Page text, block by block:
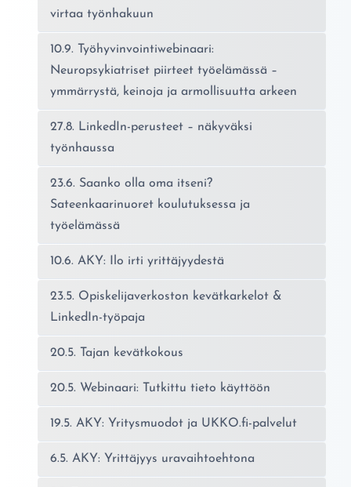
virtaa työnhakuun
10.9. Työhyvinvointiwebinaari:
Neuropsykiatriset piirteet työelämässä –
ymmärrystä, keinoja ja armollisuutta arkeen
27.8. LinkedIn-perusteet – näkyväksi
työnhaussa
23.6. Saanko olla oma itseni?
Sateenkaarinuoret koulutuksessa ja
työelämässä
10.6. AKY: Ilo irti yrittäjyydestä
23.5. Opiskelijaverkoston kevätkarkelot &
LinkedIn-työpaja
20.5. Tajan kevätkokous
20.5. Webinaari: Tutkittu tieto käyttöön
19.5. AKY: Yritysmuodot ja UKKO.fi-palvelut
6.5. AKY: Yrittäjyys uravaihtoehtona